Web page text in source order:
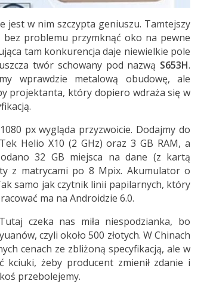
jest w nim szczypta geniuszu. Tamtejszy
problemu przymknąć oko na pewne
tam konkurencja daje niewielkie pole
twór schowany pod nazwą S653H.
wprawdzie metalową obudowę, ale
projektanta, który dopiero wdraża się w
px wygląda przyzwoicie. Dodajmy do
Helio X10 (2 GHz) oraz 3 GB RAM, a
32 GB miejsca na dane (z kartą
z matrycami po 8 Mpix. Akumulator o
samo jak czytnik linii papilarnych, który
ma na Androidzie 6.0.
czeka nas miła niespodzianka, bo
czyli około 500 złotych. W Chinach
cenach ze zbliżoną specyfikacją, ale w
żeby producent zmienił zdanie i
przebolejemy.